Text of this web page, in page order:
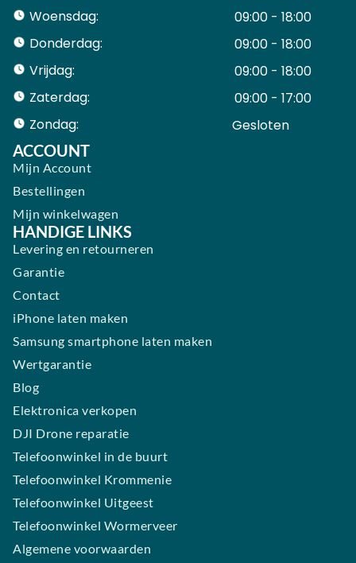
Woensdag:
09:00 - 18:00
Donderdag:
09:00 - 18:00
Vrijdag:
09:00 - 18:00
Zaterdag:
09:00 - 17:00
Zondag:
Gesloten ​ ​ ​ ​ ​ ​ ​
ACCOUNT
Mijn Account
Bestellingen
Mijn winkelwagen
HANDIGE LINKS
Levering en retourneren
Garantie
Contact
iPhone laten maken
Samsung smartphone laten maken
Wertgarantie
Blog
Elektronica verkopen
DJI Drone reparatie
Telefoonwinkel in de buurt
Telefoonwinkel Krommenie
Telefoonwinkel Uitgeest
Telefoonwinkel Wormerveer
Algemene voorwaarden